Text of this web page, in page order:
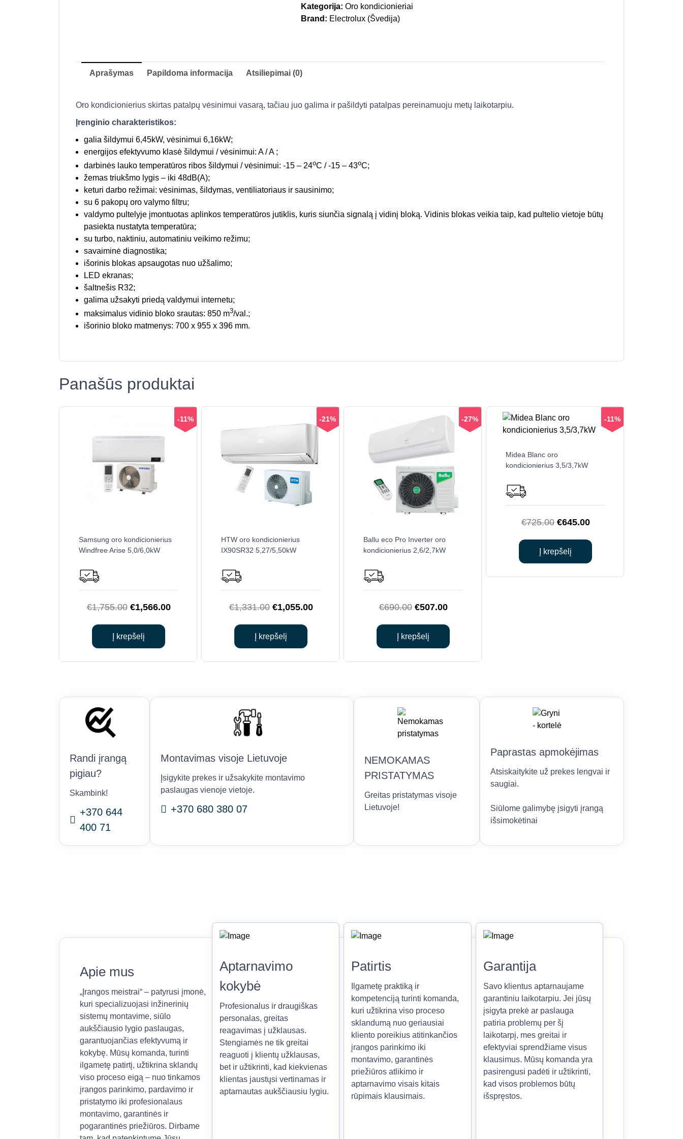
Kategorija: Oro kondicionieriai
Brand: Electrolux (Švedija)
Aprašymas Papildoma informacija Atsiliepimai (0)
Oro kondicionierius skirtas patalpų vėsinimui vasarą, tačiau juo galima ir pašildyti patalpas pereinamuoju metų laikotarpiu.
Įrenginio charakteristikos:
galia šildymui 6,45kW, vėsinimui 6,16kW;
energijos efektyvumo klasė šildymui / vėsinimui: A / A ;
darbinės lauko temperatūros ribos šildymui / vėsinimui: -15 – 24oC / -15 – 43oC;
žemas triukšmo lygis – iki 48dB(A);
keturi darbo režimai: vėsinimas, šildymas, ventiliatoriaus ir sausinimo;
su 6 pakopų oro valymo filtru;
valdymo pultelyje įmontuotas aplinkos temperatūros jutiklis, kuris siunčia signalą į vidinį bloką. Vidinis blokas veikia taip, kad pultelio vietoje būtų
pasiekta nustatyta temperatūra;
su turbo, naktiniu, automatiniu veikimo režimu;
savaiminė diagnostika;
išorinis blokas apsaugotas nuo užšalimo;
LED ekranas;
šaltnešis R32;
galima užsakyti priedą valdymui internetu;
maksimalus vidinio bloko srautas: 850 m3/val.;
išorinio bloko matmenys: 700 x 955 x 396 mm.
Panašūs produktai
-11%
Samsung oro kondicionierius
Windfree Arise 5,0/6,0kW
€1,755.00 Original
was:
€1,755.00.
€1,566.00Current
Į krepšelį
-21%
HTW oro kondicionierius
IX90SR32 5,27/5,50kW
€1,331.00 Original
was:
€1,331.00.
€1,055.00Current
Į krepšelį
-27%
Ballu eco Pro Inverter oro
kondicionierius 2,6/2,7kW
€690.00 Original
was:
€690.00.
€507.00Current
€507.00.
Į krepšelį
-11%
Midea Blanc oro
kondicionierius 3,5/3,7kW
€725.00 Original
was:
€725.00.
€645.00Current
€645.00.
Į krepšelį
Randi įrangą
pigiau?
Skambink!
+370 644
400 71
Montavimas visoje Lietuvoje
Įsigykite prekes ir užsakykite montavimo
paslaugas vienoje vietoje.
+370 680 380 07
NEMOKAMAS
PRISTATYMAS
Greitas pristatymas visoje
Lietuvoje!
Paprastas apmokėjimas
Atsiskaitykite už prekes lengvai ir
saugiai.
Siūlome galimybę įsigyti įrangą
išsimokėtinai
Apie mus
„Įrangos meistrai“ – patyrusi įmonė,
kuri specializuojasi inžinerinių
sistemų montavime, siūlo
aukščiausio lygio paslaugas,
garantuojančias efektyvumą ir
kokybę. Mūsų komanda, turinti
ilgametę patirtį, užtikrina sklandų
viso proceso eigą – nuo tinkamos
įrangos parinkimo, pardavimo ir
pristatymo iki profesionalaus
montavimo, garantinės ir
pogarantinės priežiūros. Dirbame
Aptarnavimo
kokybė
Profesionalus ir draugiškas
personalas, greitas
reagavimas į užklausas.
Stengiamės ne tik greitai
reaguoti į klientų užklausas,
bet ir užtikrinti, kad kiekvienas
klientas jaustųsi vertinamas ir
aptarnautas aukščiausiu lygiu.
Patirtis
Ilgametę praktiką ir
kompetenciją turinti komanda,
kuri užtikrina viso proceso
sklandumą nuo geriausiai
kliento poreikius atitinkančios
įrangos parinkimo iki
montavimo, garantinės
priežiūros atlikimo ir
aptarnavimo visais kitais
rūpimais klausimais.
Garantija
Savo klientus aptarnaujame
garantiniu laikotarpiu. Jei jūsų
įsigyta prekė ar paslauga
patiria problemų per šį
laikotarpį, mes greitai ir
efektyviai sprendžiame visus
klausimus. Mūsų komanda yra
pasirengusi padėti ir užtikrinti,
kad visos problemos būtų
išspręstos.